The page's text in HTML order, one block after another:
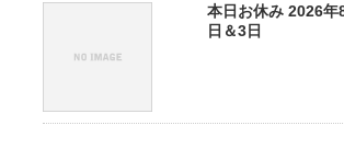
本日お休み 2026年
日＆3日